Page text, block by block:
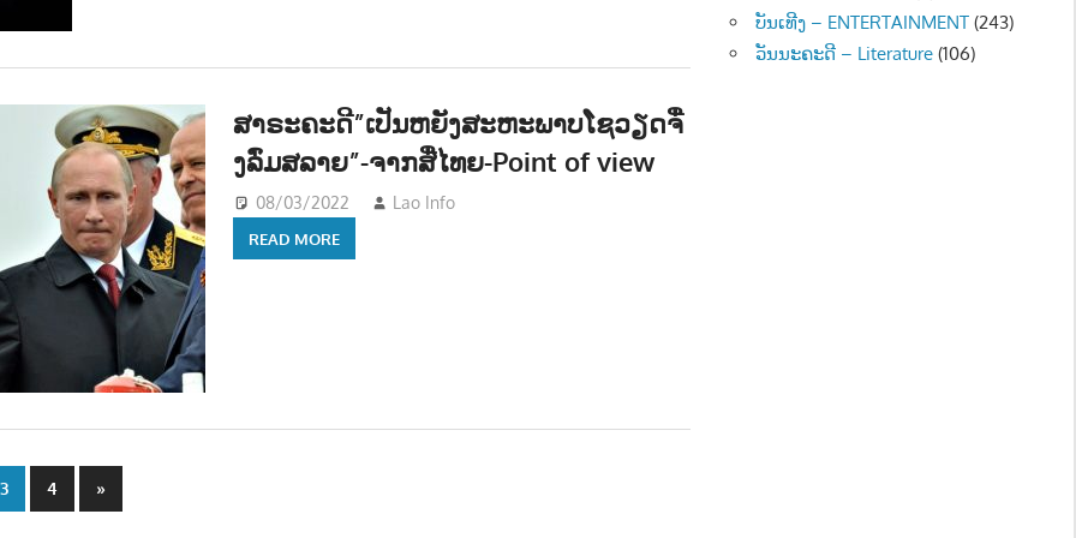
ສາຣະຄະດີ”ເປັນຫຍັງສະຫະພາບໂຊວຽດຈື່
ງລົ່ມສລາຍ”-ຈາກສື່ໄທຍ-Point of view
08/03/2022 Lao Info
READ MORE
3 4
Next
Posts
»
ບັນເທີງ – ENTERTAINMENT (243)
ວັນນະຄະດີ – Literature (106)